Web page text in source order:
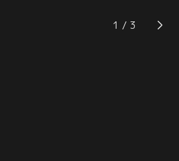
は、ルネに全責任を押しつけるよう
命令。一方CTUに追われている事を
ファラドは
1